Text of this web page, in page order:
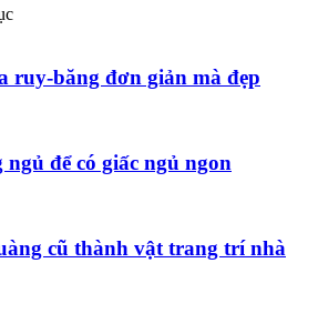
ruy-băng đơn giản mà đẹp
để có giấc ngủ ngon
cũ thành vật trang trí nhà